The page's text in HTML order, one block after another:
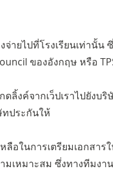
จ่ายไปที่โรงเรียนเท่า
ของอังกฤษ หรือ
ลิ้งค์จากเว็ปเราไปยัง
ประกันให้
ลือในการเตรียมเอกสา
เหมาะสม ซึ่งทางทีมงา